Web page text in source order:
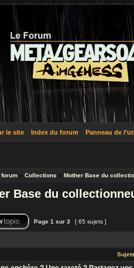
le site Index du forum Panneau de
forum » Collections » Mother Base du
Base du
Page 1 sur 3 [ 65 sujets ]
Sujets